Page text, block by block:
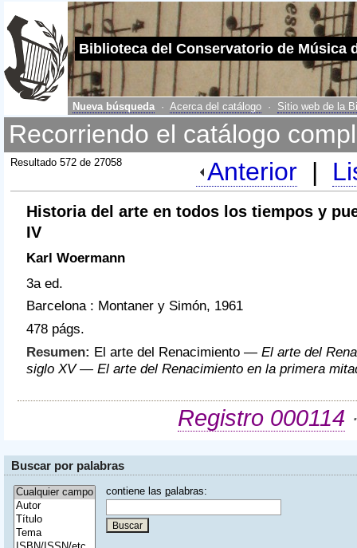
Biblioteca del Conservatorio de Música
Nueva búsqueda ·Acerca del catálogo · Sitio web de la
Recorriendo el catálogo
Resultado 572 de 27058 Anterior |
Historia del arte en todos los tiempos y
IV
Karl Woermann
3a ed.
Barcelona : Montaner y Simón, 1961
478 págs.
Resumen: El arte del Renacimiento — El arte del
siglo XV — El arte del Renacimiento en la primera
Registro 000114
Buscar por palabras
contiene las palabras: